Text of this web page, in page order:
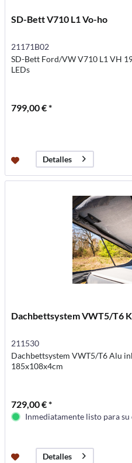
SD-Bett V710 L1 Vo-ho
21171B02
SD-Bett Ford/VW V710 L1 VH
LEDs
799,00 € *
Detalles
Dachbettsystem VWT5/T6
211530
Dachbettsystem VWT5/T6 Alu
185x108x4cm
729,00 € *
Inmediatamente listo para su
Detalles